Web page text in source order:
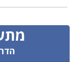
ארבעים למאה
ההעמקה
חורגים ממתכונת